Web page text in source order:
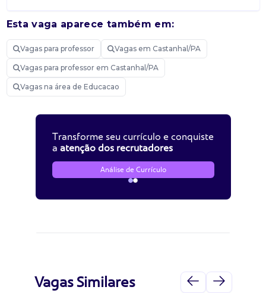
Esta vaga aparece também em:
Vagas para professor Vagas em Castanhal/PA
Vagas para professor em Castanhal/PA
Vagas na área de Educacao
Transforme seu currículo e conquiste
a atenção dos recrutadores
Análise de Currículo
Vagas Similares